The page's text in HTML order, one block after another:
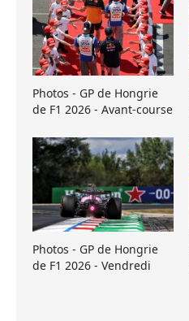
Photos - GP de Hongrie
de F1 2026 - Avant-course
Photos - GP de Hongrie
de F1 2026 - Vendredi